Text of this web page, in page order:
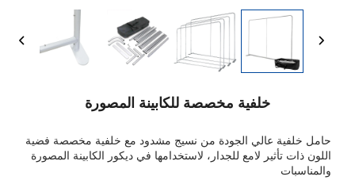
خلفية مخصصة للكابينة المصورة
حامل خلفية عالي الجودة من نسيج مشدود مع خلفية مخصصة فضية
اللون ذات تأثير لامع للجدار، لاستخدامها في ديكور الكابينة المصورة
والمناسبات